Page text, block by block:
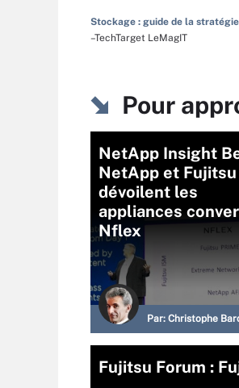
Stockage : guide de la
–TechTarget LeMagIT
Pour
NetApp Insight
NetApp et Fujitsu
dévoilent les
appliances
Nflex
Par: Christophe
Fujitsu Forum :